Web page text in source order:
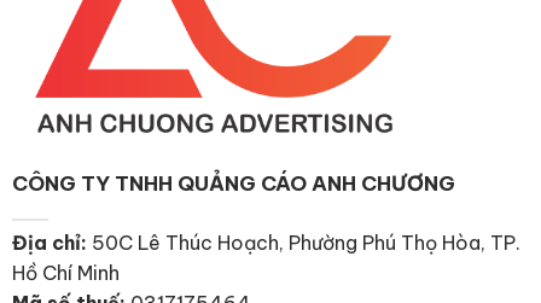
CÔNG TY TNHH QUẢNG CÁO ANH CHƯƠNG
Địa chỉ: 50C Lê Thúc Hoạch, Phường Phú Thọ Hòa, TP.
Hồ Chí Minh